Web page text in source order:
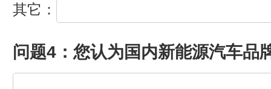
其它：
问题4：您认为国内新能源汽车品